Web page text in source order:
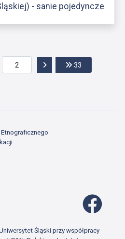
- sanie pojedyncze
strony
do poprzedniej strony
Przejdź do następnej
33
Śląski przy współpracy